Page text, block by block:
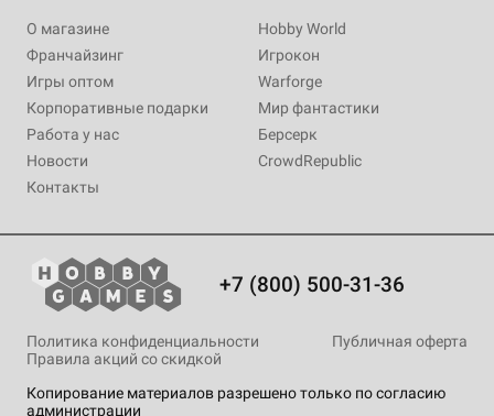
О магазине
Франчайзинг
Игры оптом
Корпоративные подарки
Работа у нас
Новости
Контакты
Hobby World
Игрокон
Warforge
Мир фантастики
Берсерк
CrowdRepublic
+7 (800) 500-31-36
Копирование материалов разрешено только по согласию
администрации
Политика конфиденциальности
Публичная оферта
Правила акций со скидкой